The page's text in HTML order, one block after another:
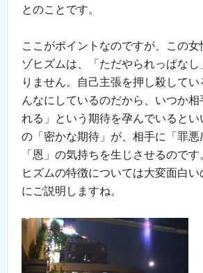
とのことです。
ここがポイントなのですが、この
ゾヒズムは、「ただやられっぱな
りません。自己主張を押し殺して
んなにしているのだから、いつか相
れる」という期待を孕んでいるとい
の「密かな期待」が、相手に「罪悪
「恩」の気持ちを生じさせるので
ヒズムの特徴については大変面白
にご説明しますね。